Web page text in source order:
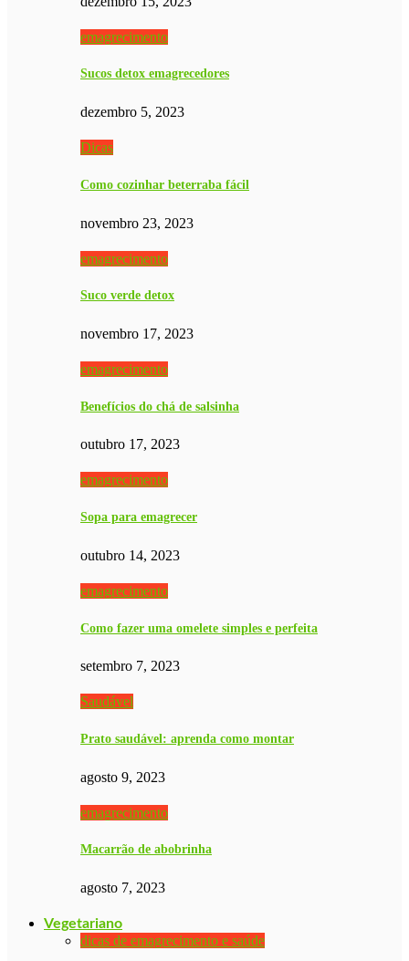
emagrecimento
Sucos detox emagrecedores
dezembro 5, 2023
Dicas
Como cozinhar beterraba fácil
novembro 23, 2023
emagrecimento
Suco verde detox
novembro 17, 2023
emagrecimento
Benefícios do chá de salsinha
outubro 17, 2023
emagrecimento
Sopa para emagrecer
outubro 14, 2023
emagrecimento
Como fazer uma omelete simples e perfeita
setembro 7, 2023
Saudável
Prato saudável: aprenda como montar
agosto 9, 2023
emagrecimento
Macarrão de abobrinha
agosto 7, 2023
Vegetariano
dicas de emagrecimento e saúde